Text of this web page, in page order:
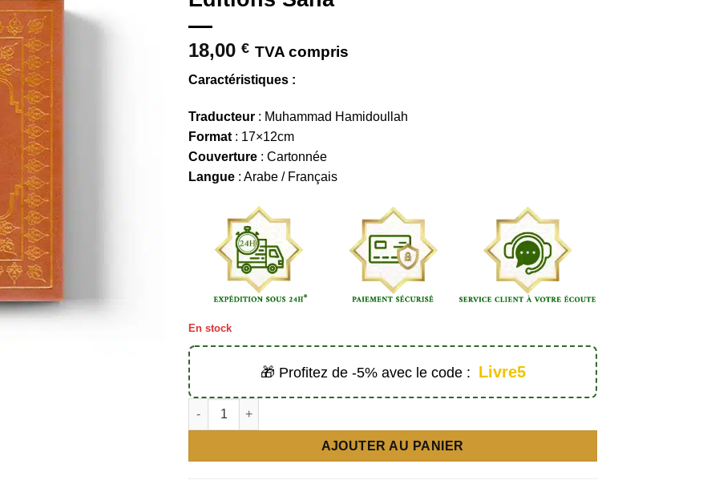
18,00 € TVA compris
Caractéristiques :
Traducteur : Muhammad Hamidoullah
Format : 17×12cm
Couverture : Cartonnée
Langue : Arabe / Français
En stock
🎁 Profitez de -5% avec le code : Livre5
quantité de Le Coran marron (arabe-français) - Éditions Sana
AJOUTER AU PANIER